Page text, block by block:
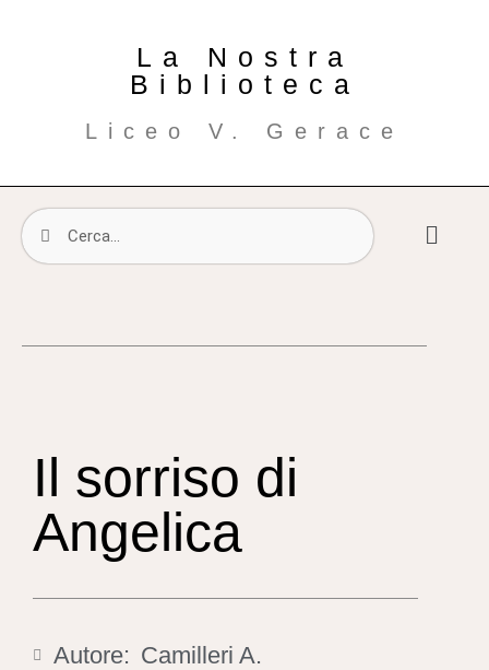
La Nostra
Biblioteca
Liceo V. Gerace
Il sorriso di
Angelica
Autore: Camilleri A.